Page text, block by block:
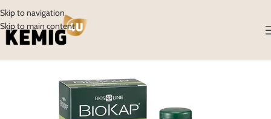
Skip to navigation
Skip to main content